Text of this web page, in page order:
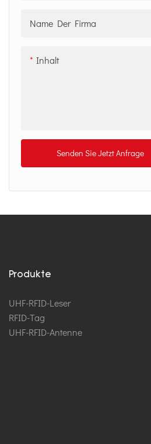
Name Der Firma
Inhalt
Senden Sie Jetzt Anfrage
Produkte
UHF-RFID-Leser
RFID-Tag
UHF-RFID-Antenne